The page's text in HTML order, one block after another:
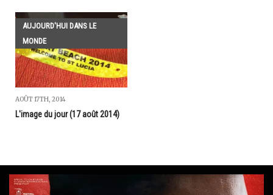
AUJOURD'HUI DANS LE
MONDE
AOÛT 17TH, 2014
L'image du jour (17 août 2014)